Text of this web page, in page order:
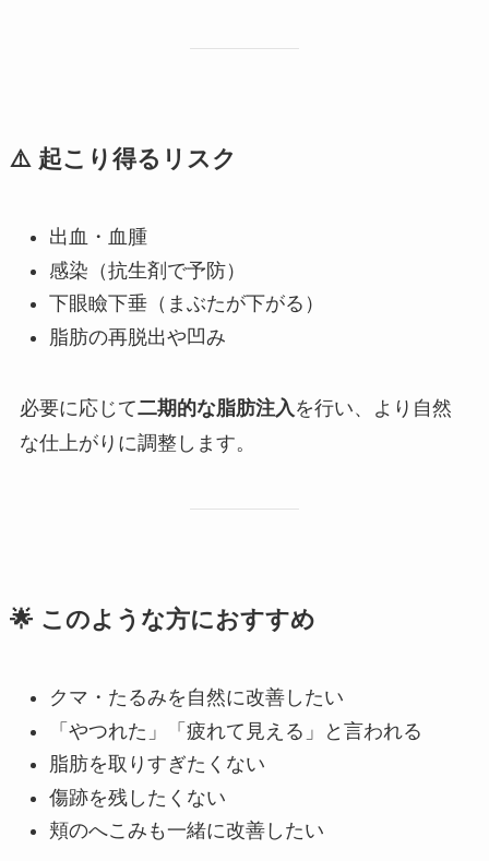
⚠️ 起こり得るリスク
出血・血腫
感染（抗生剤で予防）
下眼瞼下垂（まぶたが下がる）
脂肪の再脱出や凹み
必要に応じて二期的な脂肪注入 を行い、より自然
な仕上がりに調整します。
🌟 このような方におすすめ
クマ・たるみを自然に改善したい
「やつれた」「疲れて見える」と言われる
脂肪を取りすぎたくない
傷跡を残したくない
頬のへこみも一緒に改善したい